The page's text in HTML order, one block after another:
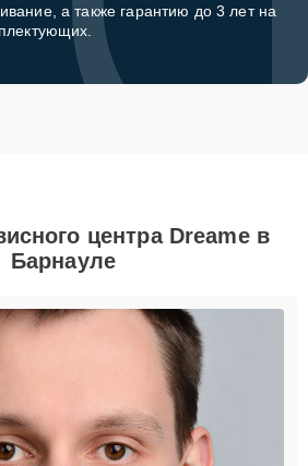
а также гарантию до 3 лет на
центра Dreame в
Барнауле